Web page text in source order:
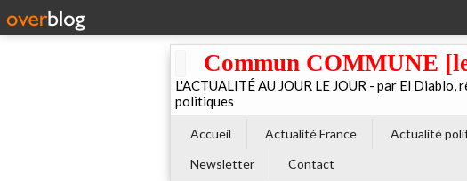
Commun COMMUNE
L'ACTUALITÉ AU JOUR LE JOUR - par El
politiques
Accueil Actualité France Actualité
Newsletter
Contact